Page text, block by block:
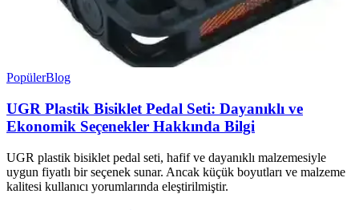
PopülerBlog
UGR Plastik Bisiklet Pedal Seti: Dayanıklı ve
Ekonomik Seçenekler Hakkında Bilgi
UGR plastik bisiklet pedal seti, hafif ve dayanıklı malzemesiyle
uygun fiyatlı bir seçenek sunar. Ancak küçük boyutları ve malzeme
kalitesi kullanıcı yorumlarında eleştirilmiştir.